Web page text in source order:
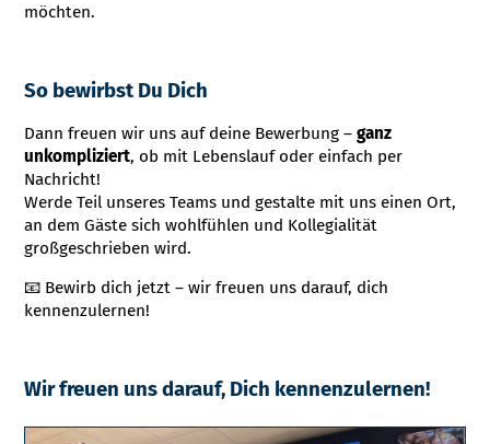
möchten.
So bewirbst Du Dich
Dann freuen wir uns auf deine Bewerbung –ganz
unkompliziert, ob mit Lebenslauf oder einfach per
Nachricht!
Werde Teil unseres Teams und gestalte mit uns einen Ort,
an dem Gäste sich wohlfühlen und Kollegialität
großgeschrieben wird.
📧 Bewirb dich jetzt – wir freuen uns darauf, dich
kennenzulernen!
Wir freuen uns darauf, Dich kennenzulernen!